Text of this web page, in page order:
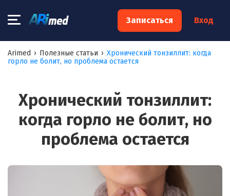
Записаться Вход
Arimed › Полезные статьи › Хронический тонзиллит: когда
горло не болит, но проблема остается
Хронический тонзиллит:
когда горло не болит, но
проблема остается
×
Запишитесь на консультацию к
специалисту
Ваш телефон:*